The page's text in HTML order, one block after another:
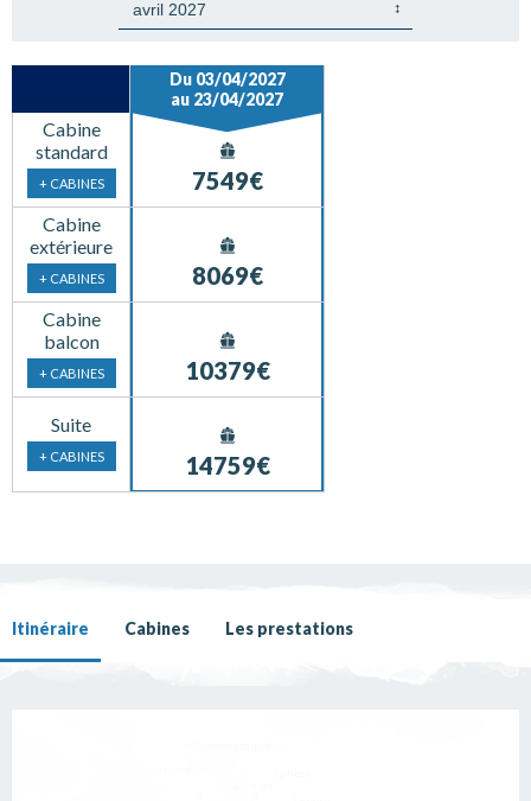
Cabine
standard
+ CABINES
Cabine
extérieure
+ CABINES
Cabine
balcon
+ CABINES
Suite
+ CABINES
Du 03/04/2027
au 23/04/2027
7549€
8069€
10379€
14759€
Itinéraire Cabines Les prestations